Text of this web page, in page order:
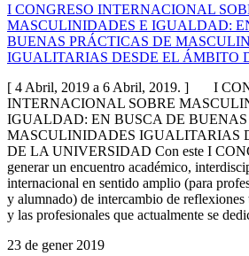
I CONGRESO INTERNACIONAL
MASCULINIDADES E IGUALDAD:
BUENAS PRÁCTICAS DE
IGUALITARIAS DESDE EL ÁMBITO
[ 4 Abril, 2019 a 6 Abril, 2019. ] I
INTERNACIONAL SOBRE
IGUALDAD: EN BUSCA DE
MASCULINIDADES IGUALITARIAS
DE LA UNIVERSIDAD Con este I
generar un encuentro académico,
internacional en sentido amplio (para
y alumnado) de intercambio de
y las profesionales que actualmente se
23 de gener 2019